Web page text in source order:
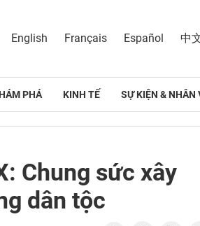
English Français Español 中
PHÁ KINH TẾ SỰ KIỆN & NHÂN
Chung sức xây
dân tộc